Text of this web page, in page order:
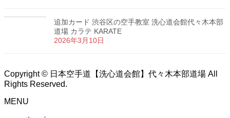
追加カード 渋谷区の空手教室 洗心道会館代々木本部
道場 カラテ KARATE
2026年3月10日
Copyright © 日本空手道【洗心道会館】代々木本部道場 All
Rights Reserved.
MENU